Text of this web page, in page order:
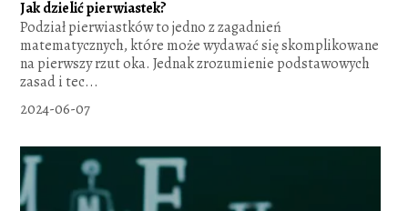
Jak dzielić pierwiastek?
Podział pierwiastków to jedno z zagadnień
matematycznych, które może wydawać się skomplikowane
na pierwszy rzut oka. Jednak zrozumienie podstawowych
zasad i tec...
2024-06-07